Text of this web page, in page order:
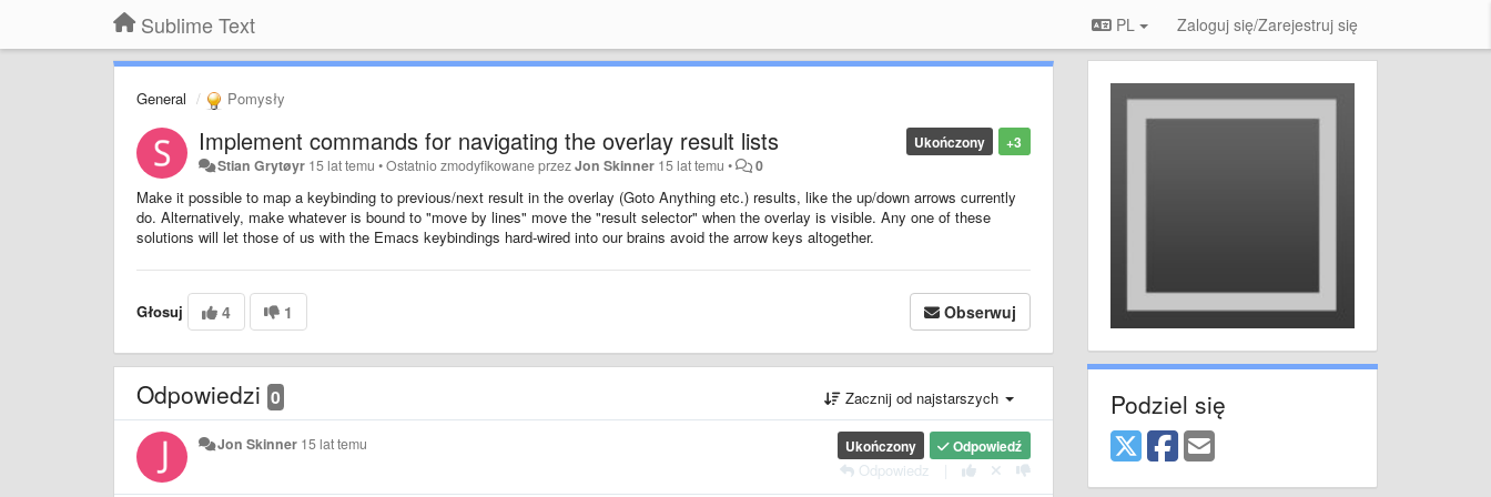
Sublime Text PL Zaloguj się/Zarejestruj się
General Pomysły
+3
Ukończony
Implement commands for navigating the overlay result lists
Stian Grytøyr 15 lat temu •Ostatnio zmodyfikowane przezJon Skinner 15 lat temu • 0
Make it possible to map a keybinding to previous/next result in the overlay (Goto Anything etc.) results, like the up/down arrows currently
do. Alternatively, make whatever is bound to "move by lines" move the "result selector" when the overlay is visible. Any one of these
solutions will let those of us with the Emacs keybindings hard-wired into our brains avoid the arrow keys altogether.
Głosuj 4 1 Obserwuj
Odpowiedzi 0 Zacznij od najstarszych
Odpowiedź
Ukończony
Jon Skinner 15 lat temu
Odpowiedz
Podziel się